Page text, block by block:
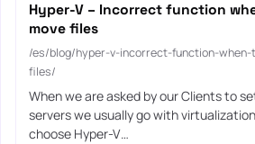
Hyper-V – Incorrect function
move files
/es/blog/hyper-v-incorrect-function-
files/
When we are asked by our Clients to
servers we usually go with
choose Hyper-V…